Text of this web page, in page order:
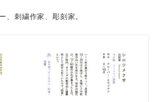
、刺繍作家、彫刻家。